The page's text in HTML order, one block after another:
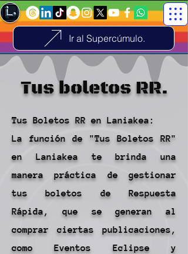
Ir al Supercúmulo.
Tus boletos RR.
Tus Boletos RR en Laniakea:
La función de "Tus Boletos RR"
en Laniakea te brinda una
manera práctica de gestionar
tus boletos de Respuesta
Rápida, que se generan al
comprar ciertas publicaciones,
como Eventos Eclipse y